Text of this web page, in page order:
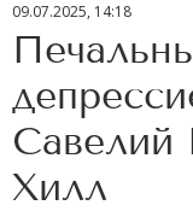
09.07.2025, 14:18
Савелий
Хилл